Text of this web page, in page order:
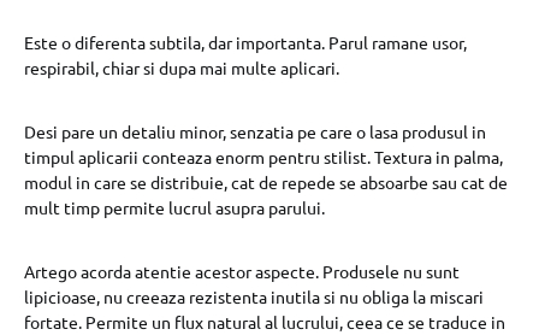
Este o diferenta subtila, dar importanta. Parul ramane usor,
respirabil, chiar si dupa mai multe aplicari.
Desi pare un detaliu minor, senzatia pe care o lasa produsul in
timpul aplicarii conteaza enorm pentru stilist. Textura in palma,
modul in care se distribuie, cat de repede se absoarbe sau cat de
mult timp permite lucrul asupra parului.
Artego acorda atentie acestor aspecte. Produsele nu sunt
lipicioase, nu creeaza rezistenta inutila si nu obliga la miscari
fortate. Permite un flux natural al lucrului, ceea ce se traduce in